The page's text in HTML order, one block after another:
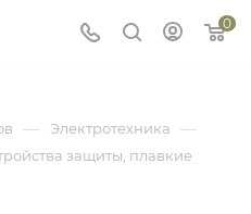
0
— Электротехника —
защиты, плавкие